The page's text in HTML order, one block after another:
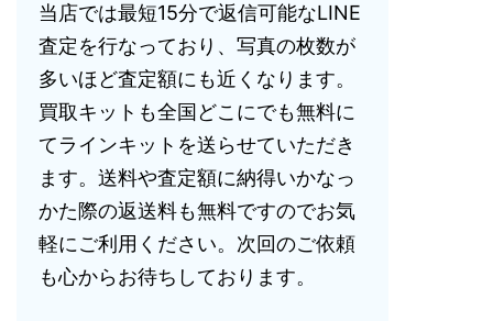
当店では最短15分で返信可能なLINE
査定を行なっており、写真の枚数が
多いほど査定額にも近くなります。
買取キットも全国どこにでも無料に
てラインキットを送らせていただき
ます。送料や査定額に納得いかなっ
かた際の返送料も無料ですのでお気
軽にご利用ください。次回のご依頼
も心からお待ちしております。